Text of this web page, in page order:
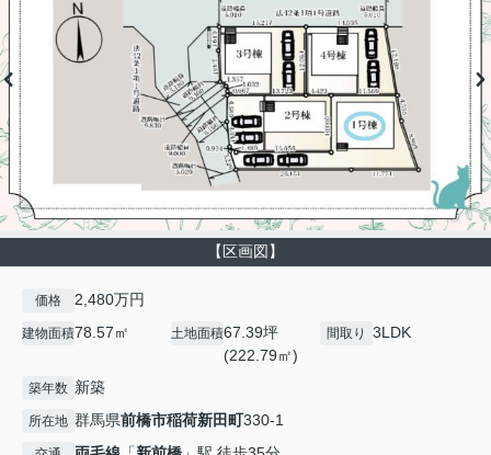
【区画図】
価格 2,480万円
建物面積78.57㎡ 土地面積67.39坪
(222.79㎡)
間取り 3LDK
築年数 新築
所在地 群馬県前橋市稲荷新田町330-1